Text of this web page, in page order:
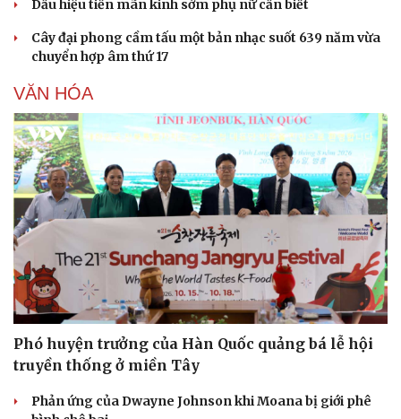
Dấu hiệu tiền mãn kinh sớm phụ nữ cần biết
Cây đại phong cầm tấu một bản nhạc suốt 639 năm vừa
chuyển hợp âm thứ 17
VĂN HÓA
Phó huyện trưởng của Hàn Quốc quảng bá lễ hội
truyền thống ở miền Tây
Phản ứng của Dwayne Johnson khi Moana bị giới phê